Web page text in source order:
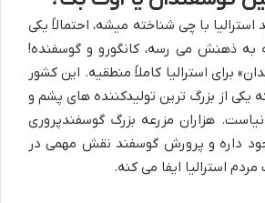
با چی شناخته میشه، احتمالاً یکی
به ذهنش می رسه، کانگورو و گوسفنده!
برای استرالیا کاملاً منطقیه. این کشور
یکی از بزرگ ترین تولیدکننده های پشم و
هزاران مزرعه بزرگ گوسفندپروری
داره و پرورش گوسفند نقش مهمی در
استرالیا ایفا می کنه.